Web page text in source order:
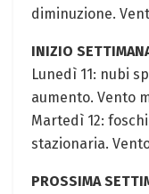
diminuzione.
INIZIO
Lunedì 11: nubi⁤
aumento. Vento
Martedì 12:
stazionaria.
PROSSIMA